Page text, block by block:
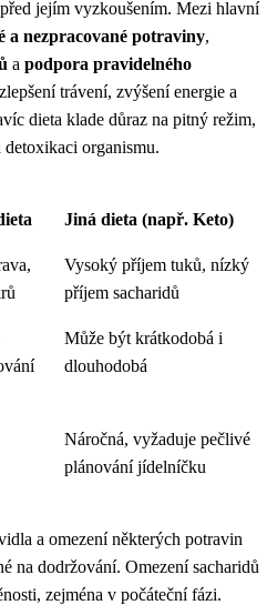
jejím vyzkoušením. Mezi hlavní
a nezpracované potraviny,
a podpora pravidelného
trávení, zvýšení energie a
dieta klade důraz na pitný režim,
organismu.
Jiná dieta (např. Keto)
Vysoký příjem tuků, nízký
příjem sacharidů
Může být krátkodobá i
dlouhodobá
Náročná, vyžaduje pečlivé
plánování jídelníčku
a omezení některých potravin
na dodržování. Omezení sacharidů
zejména v počáteční fázi.